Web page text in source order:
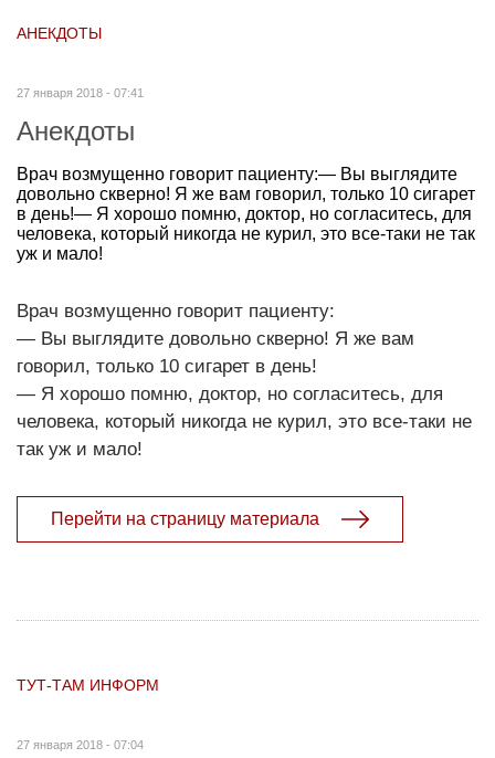
АНЕКДОТЫ
27 января 2018 - 07:41
Анекдоты
Врач возмущенно говорит пациенту:— Вы выглядите
довольно скверно! Я же вам говорил, только 10 сигарет
в день!— Я хорошо помню, доктор, но согласитесь, для
человека, который никогда не курил, это все-таки не так
уж и мало!
Врач возмущенно говорит пациенту:
— Вы выглядите довольно скверно! Я же вам
говорил, только 10 сигарет в день!
— Я хорошо помню, доктор, но согласитесь, для
человека, который никогда не курил, это все-таки не
так уж и мало!
Перейти на страницу материала
ТУТ-ТАМ ИНФОРМ
27 января 2018 - 07:04